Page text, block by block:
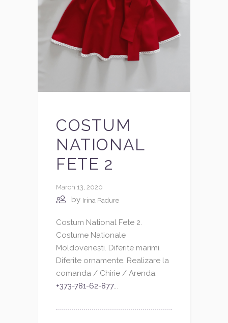
COSTUM
NATIONAL
FETE 2
March 13, 2020
by Irina Padure
Costum National Fete 2.
Costume Nationale
Moldovenești. Diferite marimi.
Diferite ornamente. Realizare la
comanda / Chirie / Arenda.
+373-781-62-877...